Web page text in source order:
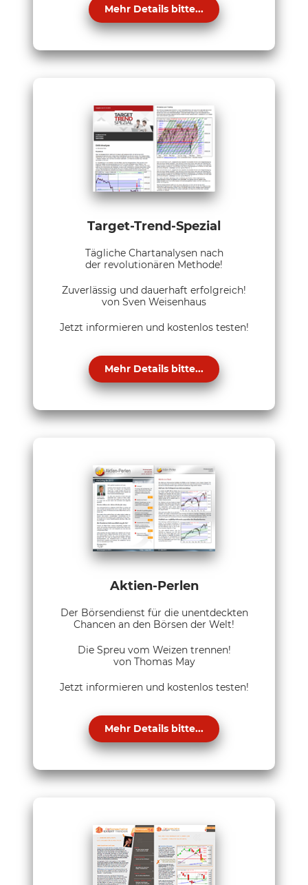
Mehr Details bitte...
Target-Trend-Spezial
Tägliche Chartanalysen nach
der revolutionären Methode!
Zuverlässig und dauerhaft erfolgreich!
von Sven Weisenhaus
Jetzt informieren und kostenlos testen!
Mehr Details bitte...
Aktien-Perlen
Der Börsendienst für die unentdeckten
Chancen an den Börsen der Welt!
Die Spreu vom Weizen trennen!
von Thomas May
Jetzt informieren und kostenlos testen!
Mehr Details bitte...